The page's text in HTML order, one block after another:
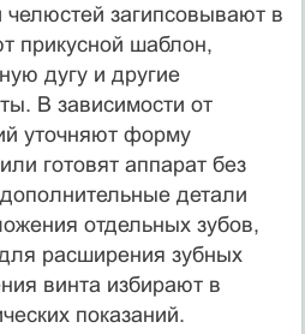
челюстей загипсовывают в
прикусной шаблон,
дугу и другие
В зависимости от
уточняют форму
готовят аппарат без
детали
отдельных зубов,
расширения зубных
винта избирают в
показаний.